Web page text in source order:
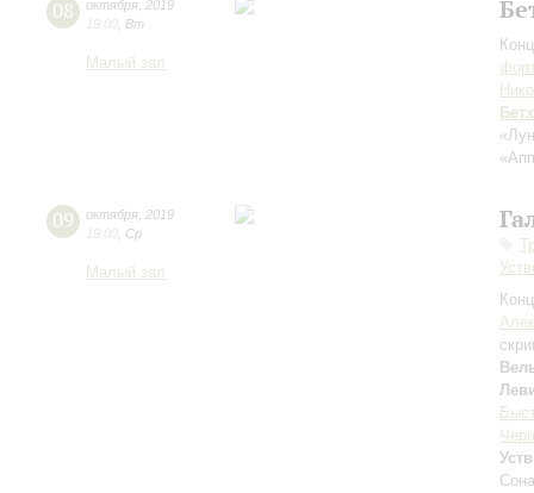
08 октября 2019
19:00 Вт
Малый зал
09 октября 2019
19:00 Ср
Малый зал